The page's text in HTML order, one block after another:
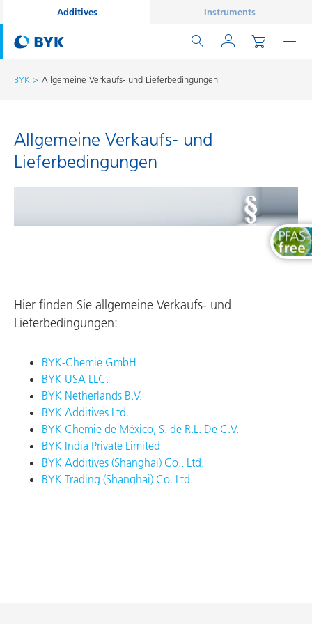
Additives Instruments
BYK Allgemeine Verkaufs- und Lieferbedingungen
Allgemeine Verkaufs- und
Lieferbedingungen
Hier finden Sie allgemeine Verkaufs- und
Lieferbedingungen:
BYK-Chemie GmbH
BYK USA LLC.
BYK Netherlands B.V.
BYK Additives Ltd.
BYK Chemie de México, S. de R.L. De C.V.
BYK India Private Limited
BYK Additives (Shanghai) Co., Ltd.
BYK Trading (Shanghai) Co. Ltd.